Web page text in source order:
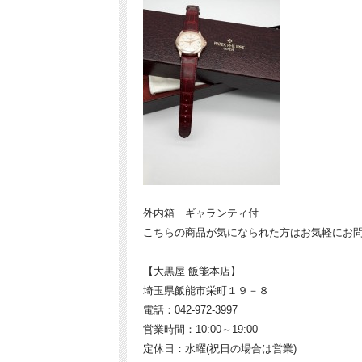
外内箱 ギャランティ付
こちらの商品が気になられた方はお気軽にお
【大黒屋 飯能本店】
埼玉県飯能市栄町１９－８
電話：042-972-3997
営業時間：10:00～19:00
定休日：水曜(祝日の場合は営業)